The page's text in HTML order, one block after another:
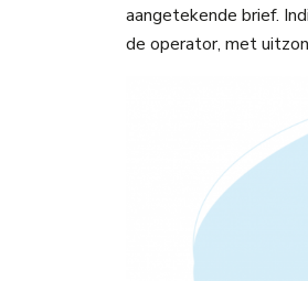
aangetekende brief.
de operator, met